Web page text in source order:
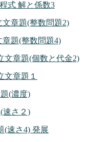
式 解と係数3
文章題(整数問題2)
章題(整数問題4)
文章題(個数と代金2)
文章題１
(濃度)
速さ２)
(速さ4) 発展